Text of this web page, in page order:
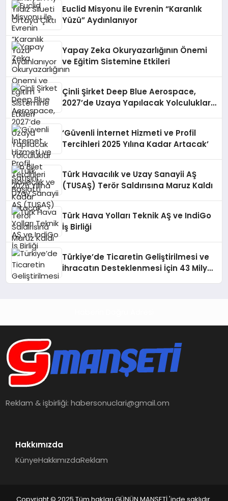
Euclid Misyonu ile Evrenin “Karanlık
Yüzü” Aydınlanıyor
Yapay Zeka Okuryazarlığının Önemi
ve Eğitim Sistemine Etkileri
Çinli Şirket Deep Blue Aerospace,
2027’de Uzaya Yapılacak Yolculuklar
‘Güvenli İnternet Hizmeti ve Profil
Tercihleri 2025 Yılına Kadar Artacak’
Türk Havacılık ve Uzay Sanayii AŞ
(TUSAŞ) Terör Saldırısına Maruz Kaldı
Türk Hava Yolları Teknik AŞ ve IndiGo
İş Birliği
Türkiye’de Ticaretin Geliştirilmesi ve
İhracatın Desteklenmesi İçin 43 Milyar
Reklam & işbirliği:habersonuclari@gmail.om
Hakkımızda
KünyeHakkımızdaReklam